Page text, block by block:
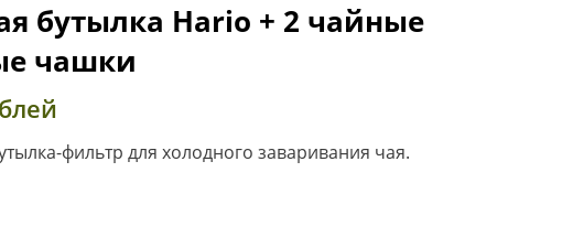
бутылка Hario + 2 чайные
чашки
фильтр для холодного заваривания чая.